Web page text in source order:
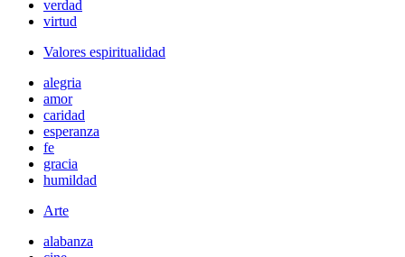
verdad
virtud
Valores espiritualidad
alegria
amor
caridad
esperanza
fe
gracia
humildad
Arte
alabanza